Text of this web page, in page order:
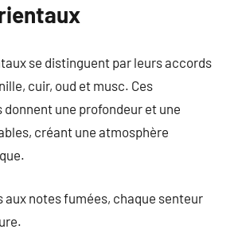
se distinguent par leurs accords
cuir, oud et musc. Ces
une profondeur et une
créant une atmosphère
aux notes fumées, chaque senteur